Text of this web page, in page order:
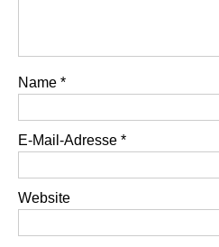
Name *
E-Mail-Adresse *
Website